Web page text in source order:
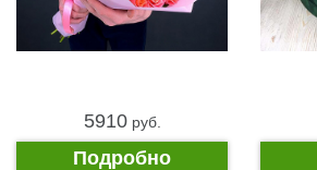
5910pуб.
Подробно